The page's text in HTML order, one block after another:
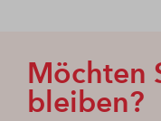
Möchten
bleiben?